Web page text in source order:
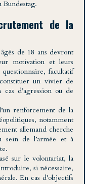
Bundestag.
de la
de 18 ans devront
motivation et leurs
facultatif
un vivier de
d’agression ou de
renforcement de la
notamment
allemand cherche
sein de l’armée et à
sur le volontariat, la
si nécessaire,
En cas d’objectifs